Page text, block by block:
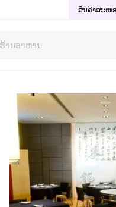
ສິນຄ້າສະໜ